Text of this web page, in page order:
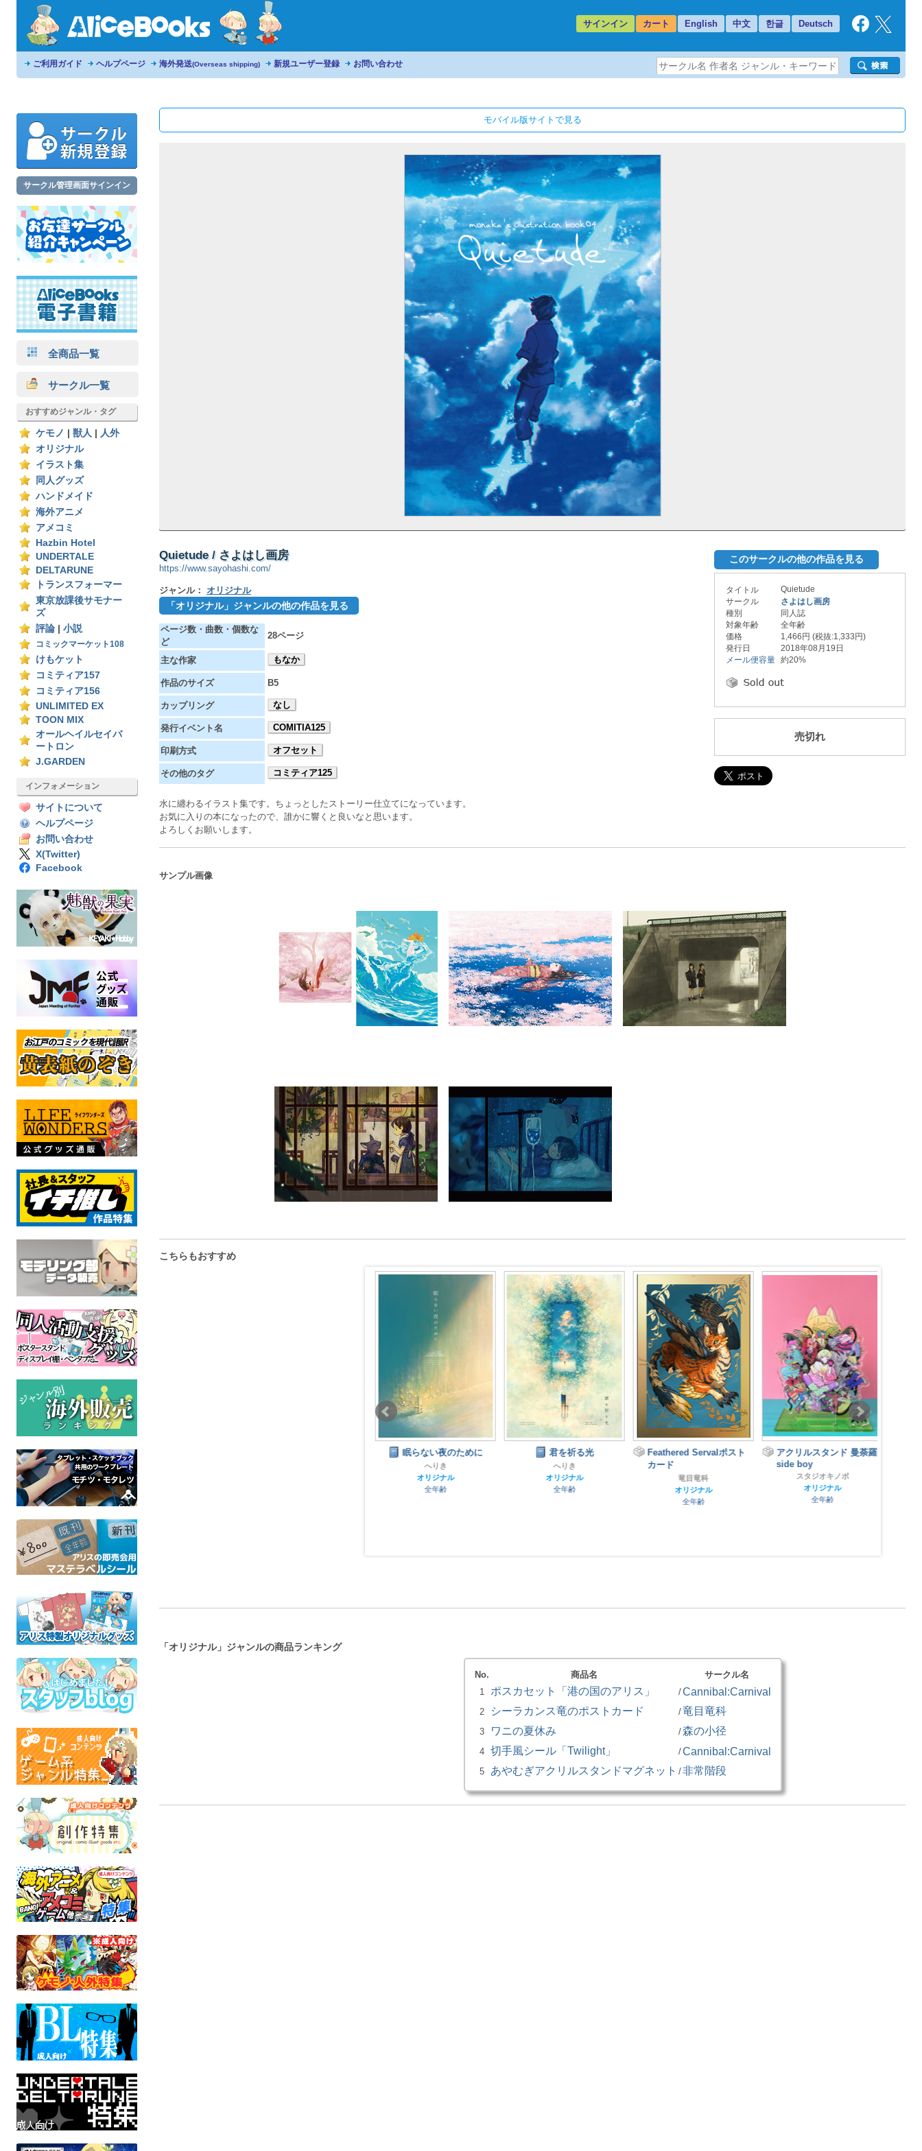
サインイン カート English 中文 한글 Deutsch
ご利用ガイド ヘルプページ 海外発送(Overseas shipping) 新規ユーザー登録 お問い合わせ
サークル管理画面サインイン
全商品一覧
サークル一覧
おすすめジャンル・タグ
ケモノ 獣人
人外
オリジナル
イラスト集
同人グッズ
ハンドメイド
海外アニメ
アメコミ
Hazbin Hotel
UNDERTALE
DELTARUNE
トランスフォーマー
東京放課後サモナー
ズ
評論
小説
コミックマーケット108
けもケット
コミティア157
コミティア156
UNLIMITED EX
TOON MIX
オールヘイルセイバ
ートロン
J.GARDEN
インフォメーション
サイトについて
ヘルプページ
お問い合わせ
X(Twitter)
Facebook
モバイル版サイトで見る
Quietude / さよはし画房
https://www.sayohashi.com/
ジャンル： オリジナル
「オリジナル」ジャンルの他の作品を見る
ページ数・曲数・個数な
ど
28ページ
主な作家 もなか
作品のサイズ B5
カップリング なし
発行イベント名 COMITIA125
印刷方式 オフセット
その他のタグ コミティア125
水に纏わるイラスト集です。ちょっとしたストーリー仕立てになっています。
お気に入りの本になったので、誰かに響くと良いなと思います。
よろしくお願いします。
このサークルの他の作品を見る
タイトル
Quietude
サークル
さよはし画房
種別
同人誌
対象年齢
全年齢
価格
1,466円 (税抜:1,333円)
発行日
2018年08月19日
メール便容量 約20%
売切れ
サンプル画像
こちらもおすすめ
みちくさの記憶
つのおばけ
オリジナル
全年齢
眠らない夜のために
へりき
オリジナル
全年齢
君を祈る光
へりき
オリジナル
全年齢
Feathered Servalポスト
カード
竜目竜科
オリジナル
全年齢
アクリルスタンド 曼荼羅
side boy
スタジオキノボ
オリジナル
全年齢
「オリジナル」ジャンルの商品ランキング
No. 商品名
サークル名
1
ポスカセット「港の国のアリス」 /Cannibal:Carnival
2 シーラカンス竜のポストカード /竜目竜科
3 ワニの夏休み /森の小径
4 切手風シール「Twilight」 /Cannibal:Carnival
5 あやむぎアクリルスタンドマグネット /非常階段